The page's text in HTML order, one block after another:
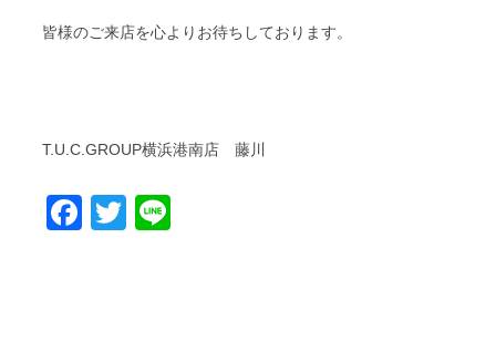
皆様のご来店を心よりお待ちしております。
T.U.C.GROUP横浜港南店 藤川
Facebook
Twitter